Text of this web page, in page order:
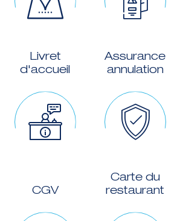
Livret
d'accueil
Assurance
annulation
CGV
Carte du
restaurant